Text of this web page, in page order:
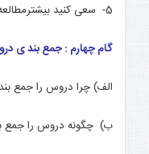
5- سعی کنید بیشترمطالعه تحلیلی داشته باشید تا توصیفی
گام چهارم : جمع بند ی
الف) چرا دروس را جمع
ب) چگونه دروس را جمع